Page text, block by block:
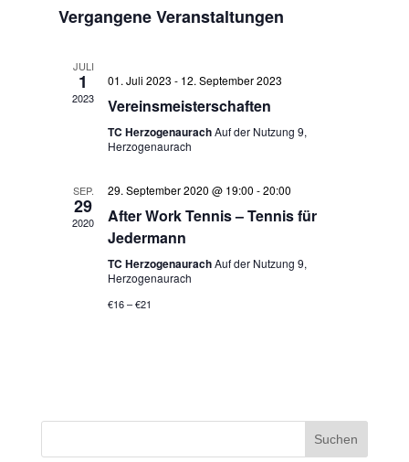
Vergangene Veranstaltungen
JULI
1
2023
01. Juli 2023 - 12. September 2023
Vereinsmeisterschaften
TC HerzogenaurachAuf der Nutzung 9,
Herzogenaurach
SEP.
29
2020
29. September 2020 @ 19:00 -20:00
After Work Tennis – Tennis für
Jedermann
TC HerzogenaurachAuf der Nutzung 9,
Herzogenaurach
€16 – €21